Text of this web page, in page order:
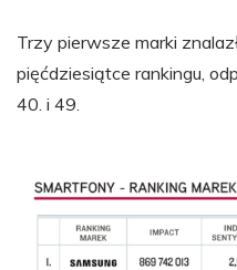
Trzy pierwsze marki
pięćdziesiątce rankingu,
40. i 49.